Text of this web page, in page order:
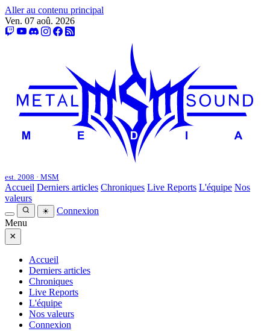
Aller au contenu principal
Ven. 07 aoû. 2026
est. 2008 · MSM
Accueil Derniers articles Chroniques Live Reports L'équipe Nos
valeurs
☀
Connexion
Menu
×
Accueil
Derniers articles
Chroniques
Live Reports
L'équipe
Nos valeurs
Connexion